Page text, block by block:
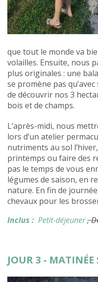
que tout le monde va
volailles. Ensuite, nous
plus originales : une
se promène pas qu’avec
de découvrir nos 3
bois et de champs.
L’après-midi, nous
lors d’un atelier
nutriments au sol
printemps ou faire des
pas le temps de vous
légumes de saison, en
nature. En fin de
chevaux pour les
Inclus : Petit-déjeuner,
JOUR 3 -